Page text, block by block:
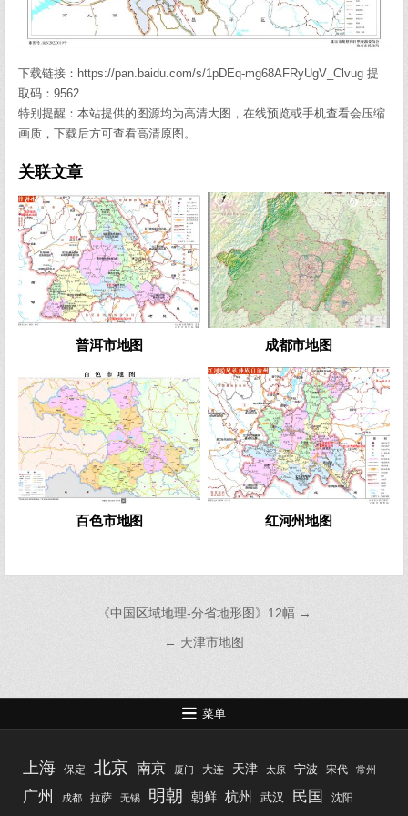
下载链接：https://pan.baidu.com/s/1pDEq-mg68AFRyUgV_Clvug 提
取码：9562
特别提醒：本站提供的图源均为高清大图，在线预览或手机查看会压缩
画质，下载后方可查看高清原图。
关联文章
1 692
普洱市地图
0 2253
成都市地图
0 848
百色市地图
0 1046
红河州地图
航
《中国区域地理-分省地形图》12幅 →
← 天津市地图
菜单
上海 保定 北京 南京 厦门 大连 天津 太原 宁波 宋代 常州
广州 成都 拉萨 无锡 明朝 朝鲜 杭州 武汉 民国 沈阳